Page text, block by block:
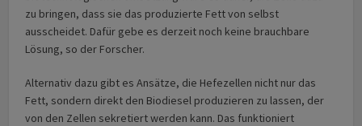
zu bringen, dass sie das produzierte Fett von selbst
ausscheidet. Dafür gebe es derzeit noch keine brauchbare
Lösung, so der Forscher.
Alternativ dazu gibt es Ansätze, die Hefezellen nicht nur das
Fett, sondern direkt den Biodiesel produzieren zu lassen, der
von den Zellen sekretiert werden kann. Das funktioniert